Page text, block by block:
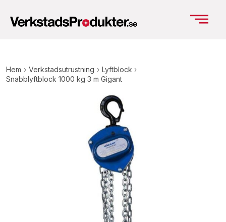
Hem › Verkstadsutrustning › Lyftblock ›
Snabblyftblock 1000 kg 3 m Gigant